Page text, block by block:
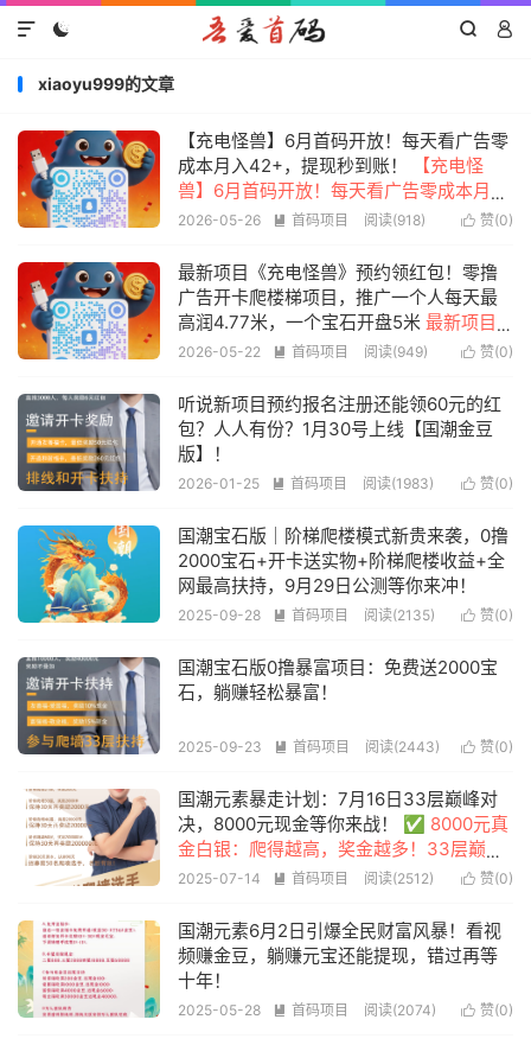
  

xiaoyu999的文章
【充电怪兽】6月首码开放！每天看广告零
成本月入42+，提现秒到账！
【充电怪
兽】6月首码开放！每天看广告零成本月入
42+，提现秒到账！推广一人赚4.7元，享
产26个宝石，1个宝石兑5元！轻松开启副
业，抓住机会抢先上车！
 赞(0)
2026-05-26  首码项目 阅读(918)
最新项目《充电怪兽》预约领红包！零撸
广告开卡爬楼梯项目，推广一个人每天最
高润4.77米，一个宝石开盘5米 最新项目
《充电怪兽》预约领红包！零撸广告开卡
米，一个宝石开盘5米
 赞(0)
2026-05-22  首码项目 阅读(949)
听说新项目预约报名注册还能领60元的红
包？人人有份？1月30号上线【国潮金豆
版】！
 赞(0)
2026-01-25  首码项目 阅读(1983)
国潮宝石版｜阶梯爬楼模式新贵来袭，0撸
2000宝石+开卡送实物+阶梯爬楼收益+全
网最高扶持，9月29日公测等你来冲！
 赞(0)
2025-09-28  首码项目 阅读(2135)
国潮宝石版0撸暴富项目：免费送2000宝
石，躺赚轻松暴富！
 赞(0)
2025-09-23  首码项目 阅读(2443)
国潮元素暴走计划：7月16日33层巅峰对
决，8000元现金等你来战！
✅ ​8000元真
金白银​：爬得越高，奖金越多！33层巅峰
对决，实力说话！
 赞(0)
2025-07-14  首码项目 阅读(2512)
国潮元素6月2日引爆全民财富风暴！看视
频赚金豆，躺赚元宝还能提现，错过再等
十年！
 赞(0)
2025-05-28  首码项目 阅读(2074)